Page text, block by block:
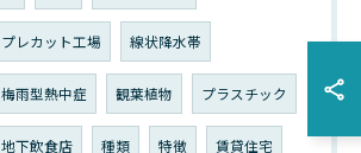
プレカット工場 線状降水帯
梅雨型熱中症 観葉植物 プラスチック
地下飲食店 種類 特徴 賃貸住宅